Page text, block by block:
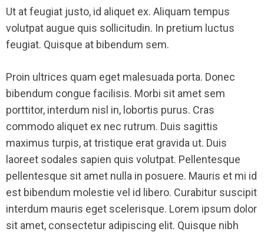
Ut at feugiat justo, id aliquet ex. Aliquam tempus
volutpat augue quis sollicitudin. In pretium luctus
feugiat. Quisque at bibendum sem.
Proin ultrices quam eget malesuada porta. Donec
bibendum congue facilisis. Morbi sit amet sem
porttitor, interdum nisl in, lobortis purus. Cras
commodo aliquet ex nec rutrum. Duis sagittis
maximus turpis, at tristique erat gravida ut. Duis
laoreet sodales sapien quis volutpat. Pellentesque
pellentesque sit amet nulla in posuere. Mauris et mi id
est bibendum molestie vel id libero. Curabitur suscipit
interdum mauris eget scelerisque. Lorem ipsum dolor
sit amet, consectetur adipiscing elit. Quisque nibh